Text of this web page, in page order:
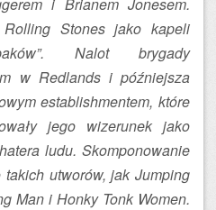
Stones jako kapeli
Nalot brygady
w Redlands i późniejsza
establishmentem, które
jego wizerunek jako
ludu. Skomponowanie
utworów, jak Jumping
Man i Honky Tonk Women.